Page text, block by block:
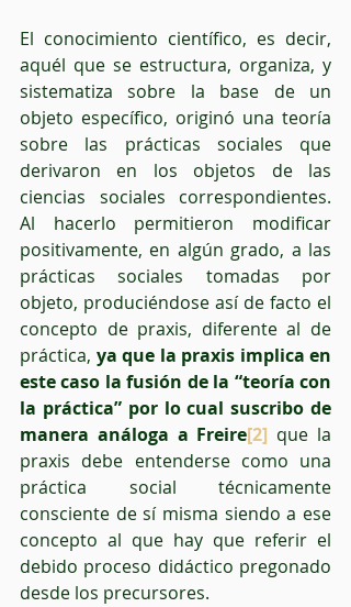
El conocimiento científico, es decir,
aquél que se estructura, organiza, y
sistematiza sobre la base de un
objeto específico, originó una teoría
sobre las prácticas sociales que
derivaron en los objetos de las
ciencias sociales correspondientes.
Al hacerlo permitieron modificar
positivamente, en algún grado, a las
prácticas sociales tomadas por
objeto, produciéndose así de facto el
concepto de praxis, diferente al de
práctica, ya que la praxis implica en
este caso la fusión de la “teoría con
la práctica” por lo cual suscribo de
manera análoga a Freire[2] que la
praxis debe entenderse como una
práctica social técnicamente
consciente de sí misma siendo a ese
concepto al que hay que referir el
debido proceso didáctico pregonado
desde los precursores.